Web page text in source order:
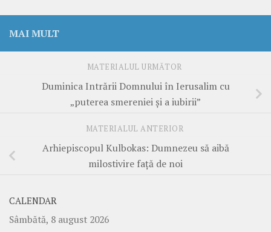
MAI MULT
MATERIALUL URMĂTOR
Duminica Intrării Domnului în Ierusalim cu
„puterea smereniei și a iubirii”
MATERIALUL ANTERIOR
Arhiepiscopul Kulbokas: Dumnezeu să aibă
milostivire față de noi
CALENDAR
Sâmbătă, 8 august 2026